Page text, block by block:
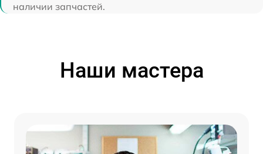
наличии запчастей.
Наши мастера